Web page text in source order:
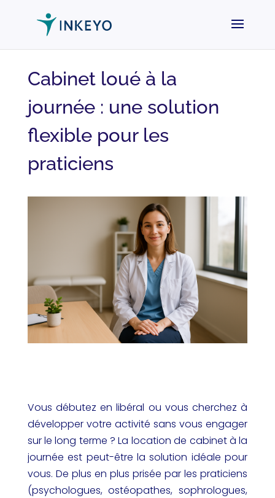
Cabinet loué à la
journée : une solution
flexible pour les
praticiens
Vous débutez en libéral ou vous cherchez à
développer votre activité sans vous engager
sur le long terme ? La location de cabinet à la
journée est peut-être la solution idéale pour
vous. De plus en plus prisée par les praticiens
(psychologues, ostéopathes, sophrologues,